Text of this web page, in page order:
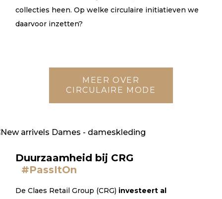
collecties heen. Op welke circulaire initiatieven we
daarvoor inzetten?
MEER OVER
CIRCULAIRE MODE
Duurzaamheid bij CRG
#PassItOn
De Claes Retail Group (CRG) investeert al